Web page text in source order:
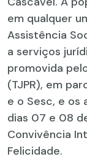
em qualquer
Assistência
a serviços
promovida
(TJPR), em
e o Sesc, e os
dias 07 e 08
Convivência
Felicidade.